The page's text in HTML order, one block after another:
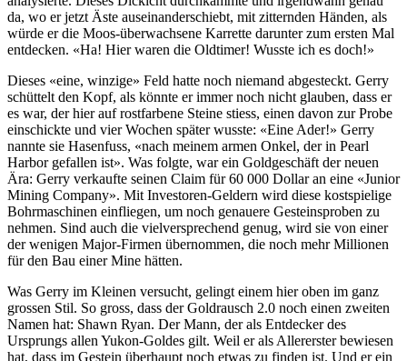
da, wo er jetzt Äste auseinanderschiebt, mit zitternden Händen, als
würde er die Moos-überwachsene Karrette darunter zum ersten Mal
entdecken. «Ha! Hier waren die Oldtimer! Wusste ich es doch!»
Dieses «eine, winzige» Feld hatte noch niemand abgesteckt. Gerry
schüttelt den Kopf, als könnte er immer noch nicht glauben, dass er
es war, der hier auf rostfarbene Steine stiess, einen davon zur Probe
einschickte und vier Wochen später wusste: «Eine Ader!» Gerry
nannte sie Hasenfuss, «nach meinem armen Onkel, der in Pearl
Harbor gefallen ist». Was folgte, war ein Goldgeschäft der neuen
Ära: Gerry verkaufte seinen Claim für 60 000 Dollar an eine «Junior
Mining Company». Mit Investoren-Geldern wird diese kostspielige
Bohrmaschinen einfliegen, um noch genauere Gesteinsproben zu
nehmen. Sind auch die vielversprechend genug, wird sie von einer
der wenigen Major-Firmen übernommen, die noch mehr Millionen
für den Bau einer Mine hätten.
Was Gerry im Kleinen versucht, gelingt einem hier oben im ganz
grossen Stil. So gross, dass der Goldrausch 2.0 noch einen zweiten
Namen hat: Shawn Ryan. Der Mann, der als Entdecker des
Ursprungs allen Yukon-Goldes gilt. Weil er als Allererster bewiesen
hat, dass im Gestein überhaupt noch etwas zu finden ist. Und er ein